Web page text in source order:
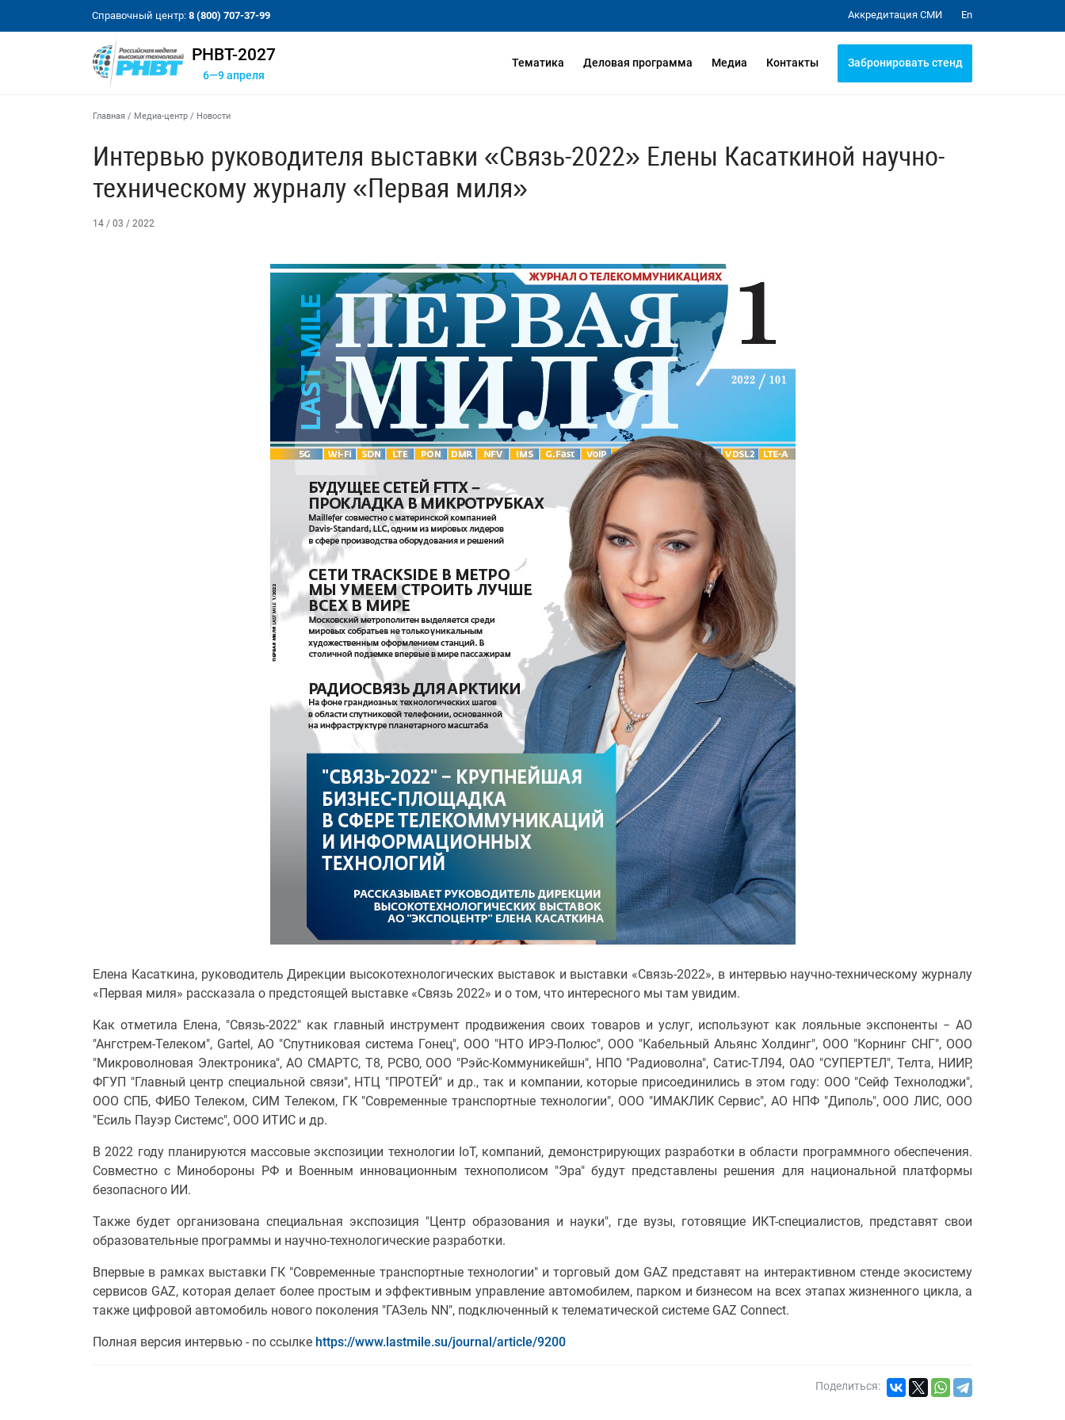
Справочный центр: 8 (800) 707-37-99 Аккредитация СМИ En
РНВТ-2027
6—9 апреля
Тематика Деловая программа Медиа Контакты Забронировать стенд
Главная / Медиа-центр / Новости
Интервью руководителя выставки «Связь-2022» Елены Касаткиной научно-
техническому журналу «Первая миля»
14 / 03 / 2022
Елена Касаткина, руководитель Дирекции высокотехнологических выставок и выставки «Связь-2022», в интервью научно-техническому журналу
«Первая миля» рассказала о предстоящей выставке «Связь 2022» и о том, что интересного мы там увидим.
Как отметила Елена, "Связь-2022" как главный инструмент продвижения своих товаров и услуг, используют как лояльные экспоненты − АО
"Ангстрем-Телеком", Gartel, АО "Спутниковая система Гонец", ООО "НТО ИРЭ-Полюс", ООО "Кабельный Альянс Холдинг", ООО "Корнинг СНГ", ООО
"Микроволновая Электроника", АО СМАРТС, Т8, РСВО, ООО "Рэйс-Коммуникейшн", НПО "Радиоволна", Сатис-ТЛ94, ОАО "СУПЕРТЕЛ", Телта, НИИР,
ФГУП "Главный центр специальной связи", НТЦ "ПРОТЕЙ" и др., так и компании, которые присоединились в этом году: ООО "Сейф Технолоджи",
ООО СПБ, ФИБО Телеком, СИМ Телеком, ГК "Современные транспортные технологии", ООО "ИМАКЛИК Сервис", АО НПФ "Диполь", ООО ЛИС, ООО
"Есиль Пауэр Системс", ООО ИТИС и др.
В 2022 году планируются массовые экспозиции технологии IoT, компаний, демонстрирующих разработки в области программного обеспечения.
Совместно с Минобороны РФ и Военным инновационным технополисом "Эра" будут представлены решения для национальной платформы
безопасного ИИ.
Также будет организована специальная экспозиция "Центр образования и науки", где вузы, готовящие ИКТ-специалистов, представят свои
образовательные программы и научно-технологические разработки.
Впервые в рамках выставки ГК "Современные транспортные технологии" и торговый дом GAZ представят на интерактивном стенде экосистему
сервисов GAZ, которая делает более простым и эффективным управление автомобилем, парком и бизнесом на всех этапах жизненного цикла, а
также цифровой автомобиль нового поколения "ГАЗель NN", подключенный к телематической системе GAZ Connect.
Полная версия интервью - по ссылке https://www.lastmile.su/journal/article/9200
Поделиться: